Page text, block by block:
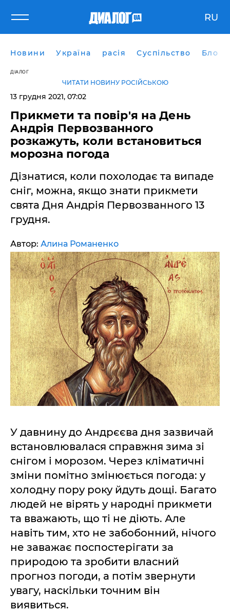
RU
Новини Україна расія Суспільство Блоги
ДІАЛОГ
ЧИТАТИ НОВИНУ РОСІЙСЬКОЮ
13 грудня 2021, 07:02
Прикмети та повір'я на День
Андрія Первозванного
розкажуть, коли встановиться
морозна погода
Дізнатися, коли похолодає та випаде
сніг, можна, якщо знати прикмети
свята Дня Андрія Первозванного 13
грудня.
Автор: Алина Романенко
У давнину до Андрєєва дня зазвичай
встановлювалася справжня зима зі
снігом і морозом. Через кліматичні
зміни помітно змінюється погода: у
холодну пору року йдуть дощі. Багато
людей не вірять у народні прикмети
та вважають, що ті не діють. Але
навіть тим, хто не забобонний, нічого
не заважає поспостерігати за
природою та зробити власний
прогноз погоди, а потім звернути
увагу, наскільки точним він
виявиться.